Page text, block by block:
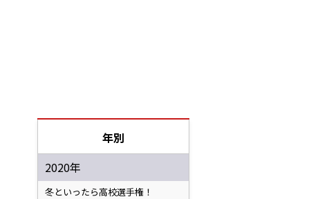
年別
2020年
冬といったら高校選手権！